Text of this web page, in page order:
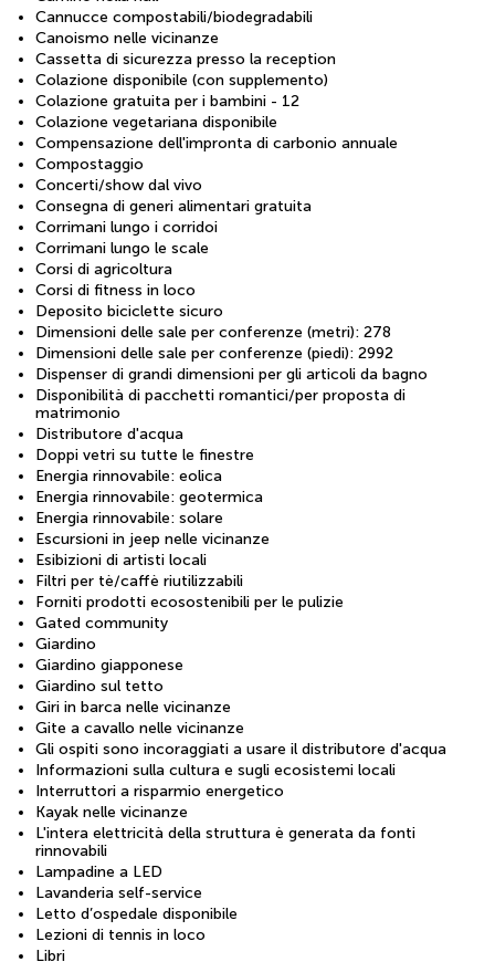
Cannucce compostabili/biodegradabili
Canoismo nelle vicinanze
Cassetta di sicurezza presso la reception
Colazione disponibile (con supplemento)
Colazione gratuita per i bambini - 12
Colazione vegetariana disponibile
Compensazione dell'impronta di carbonio annuale
Compostaggio
Concerti/show dal vivo
Consegna di generi alimentari gratuita
Corrimani lungo i corridoi
Corrimani lungo le scale
Corsi di agricoltura
Corsi di fitness in loco
Deposito biciclette sicuro
Dimensioni delle sale per conferenze (metri): 278
Dimensioni delle sale per conferenze (piedi): 2992
Dispenser di grandi dimensioni per gli articoli da bagno
Disponibilità di pacchetti romantici/per proposta di
matrimonio
Distributore d'acqua
Doppi vetri su tutte le finestre
Energia rinnovabile: eolica
Energia rinnovabile: geotermica
Energia rinnovabile: solare
Escursioni in jeep nelle vicinanze
Esibizioni di artisti locali
Filtri per tè/caffè riutilizzabili
Forniti prodotti ecosostenibili per le pulizie
Gated community
Giardino
Giardino giapponese
Giardino sul tetto
Giri in barca nelle vicinanze
Gite a cavallo nelle vicinanze
Gli ospiti sono incoraggiati a usare il distributore d'acqua
Informazioni sulla cultura e sugli ecosistemi locali
Interruttori a risparmio energetico
Kayak nelle vicinanze
L'intera elettricità della struttura è generata da fonti
rinnovabili
Lampadine a LED
Lavanderia self-service
Letto d’ospedale disponibile
Lezioni di tennis in loco
Libri